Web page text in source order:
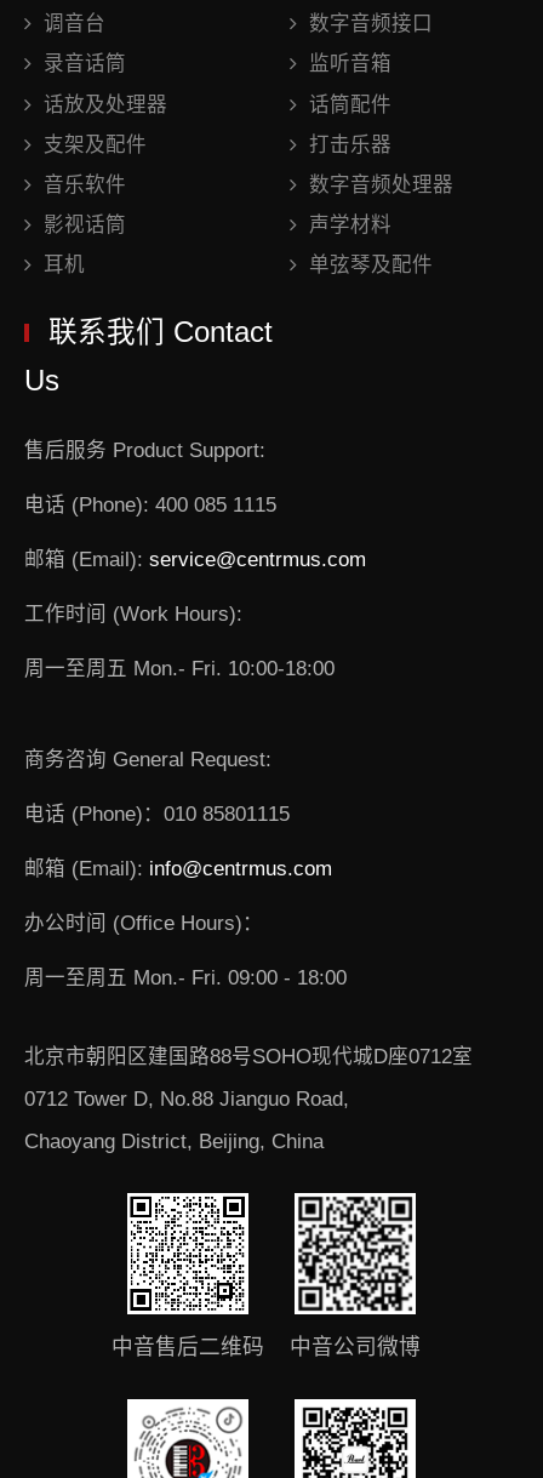
调音台
数字音频接口
录音话筒
监听音箱
话放及处理器
话筒配件
支架及配件
打击乐器
音乐软件
数字音频处理器
影视话筒
声学材料
耳机
单弦琴及配件
联系我们 Contact
Us
售后服务 Product Support:
电话 (Phone): 400 085 1115
邮箱 (Email): service@centrmus.com
工作时间 (Work Hours):
周一至周五 Mon.- Fri. 10:00-18:00
商务咨询 General Request:
电话 (Phone)：010 85801115
邮箱 (Email): info@centrmus.com
办公时间 (Office Hours)：
周一至周五 Mon.- Fri. 09:00 - 18:00
北京市朝阳区建国路88号SOHO现代城D座0712室
0712 Tower D, No.88 Jianguo Road,
Chaoyang District, Beijing, China
中音售后二维码 中音公司微博